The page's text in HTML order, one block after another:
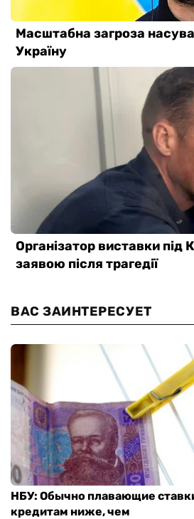
ВАС ЗАИНТЕРЕСУЕТ
НБУ: Обычно плавающие
кредитам ниже, чем